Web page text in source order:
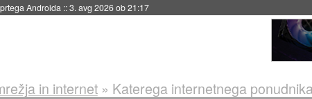
Androida ::3. avg 2026 ob 21:17
in internet» Katerega internetnega